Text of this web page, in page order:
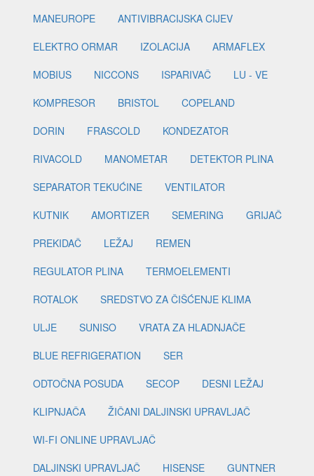
MANEUROPE
ANTIVIBRACIJSKA CIJEV
ELEKTRO ORMAR
IZOLACIJA
ARMAFLEX
MOBIUS
NICCONS ISPARIVAČ
LU - VE
KOMPRESOR
BRISTOL
COPELAND
DORIN
FRASCOLD
KONDEZATOR
RIVACOLD
MANOMETAR
DETEKTOR PLINA
SEPARATOR TEKUĆINE
VENTILATOR
KUTNIK
AMORTIZER SEMERING
GRIJAČ
PREKIDAČ
LEŽAJ
REMEN
REGULATOR PLINA
TERMOELEMENTI
ROTALOK
SREDSTVO ZA ČIŠĆENJE KLIMA
ULJE
SUNISO
VRATA ZA HLADNJAČE
BLUE REFRIGERATION
SER
ODTOČNA POSUDA
SECOP
DESNI LEŽAJ
KLIPNJAČA
ŽIČANI DALJINSKI UPRAVLJAČ
WI-FI ONLINE UPRAVLJAČ
DALJINSKI UPRAVLJAČ
HISENSE
GUNTNER